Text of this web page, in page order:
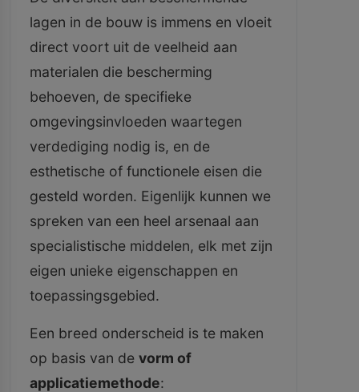
lagen in de bouw is immens en vloeit
direct voort uit de veelheid aan
materialen die bescherming
behoeven, de specifieke
omgevingsinvloeden waartegen
verdediging nodig is, en de
esthetische of functionele eisen die
gesteld worden. Eigenlijk kunnen we
spreken van een heel arsenaal aan
specialistische middelen, elk met zijn
eigen unieke eigenschappen en
toepassingsgebied.
Een breed onderscheid is te maken
op basis van de vorm of
applicatiemethode: